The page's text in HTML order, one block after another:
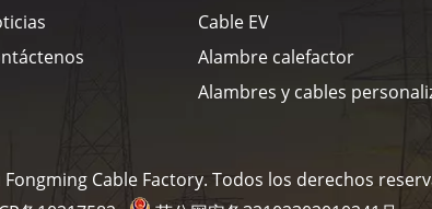
Cable EV
Alambre calefactor
Alambres y cables
Cable Factory. Todos los derechos